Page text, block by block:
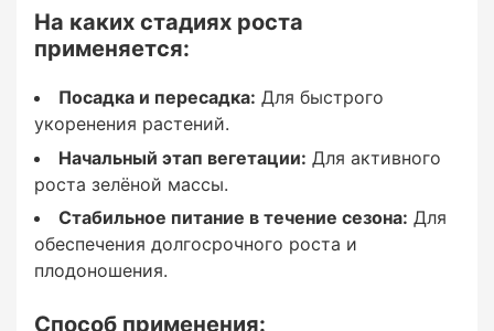
Способ применения:
Для газонов:
поверхности газона и полейте водой для
На каких стадиях роста
применяется:
Посадка и пересадка: Для быстрого
укоренения растений.
Начальный этап вегетации: Для активного
роста зелёной массы.
Стабильное питание в течение сезона: Для
обеспечения долгосрочного роста и
плодоношения.
Способ применения: